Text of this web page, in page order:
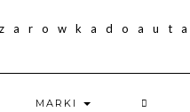
MARKI